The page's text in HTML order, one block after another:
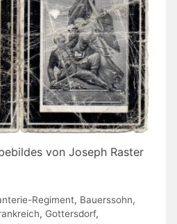
von Joseph Raster
Regiment, Bauerssohn,
, Gottersdorf,